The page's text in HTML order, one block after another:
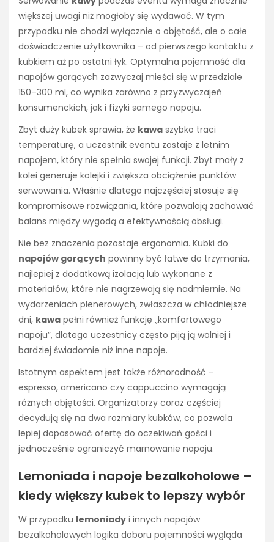
większej uwagi niż mogłoby się wydawać. W tym
przypadku nie chodzi wyłącznie o objętość, ale o całe
doświadczenie użytkownika – od pierwszego kontaktu z
kubkiem aż po ostatni łyk. Optymalna pojemność dla
napojów gorących zazwyczaj mieści się w przedziale
150–300 ml, co wynika zarówno z przyzwyczajeń
konsumenckich, jak i fizyki samego napoju.
Zbyt duży kubek sprawia, że kawa szybko traci
temperaturę, a uczestnik eventu zostaje z letnim
napojem, który nie spełnia swojej funkcji. Zbyt mały z
kolei generuje kolejki i zwiększa obciążenie punktów
serwowania. Właśnie dlatego najczęściej stosuje się
kompromisowe rozwiązania, które pozwalają zachować
balans między wygodą a efektywnością obsługi.
Nie bez znaczenia pozostaje ergonomia. Kubki do
napojów gorących powinny być łatwe do trzymania,
najlepiej z dodatkową izolacją lub wykonane z
materiałów, które nie nagrzewają się nadmiernie. Na
wydarzeniach plenerowych, zwłaszcza w chłodniejsze
dni, kawa pełni również funkcję „komfortowego
napoju”, dlatego uczestnicy często piją ją wolniej i
bardziej świadomie niż inne napoje.
Istotnym aspektem jest także różnorodność –
espresso, americano czy cappuccino wymagają
różnych objętości. Organizatorzy coraz częściej
decydują się na dwa rozmiary kubków, co pozwala
lepiej dopasować ofertę do oczekiwań gości i
jednocześnie ograniczyć marnowanie napoju.
Lemoniada i napoje bezalkoholowe –
kiedy większy kubek to lepszy wybór
W przypadku lemoniady i innych napojów
bezalkoholowych logika doboru pojemności wygląda